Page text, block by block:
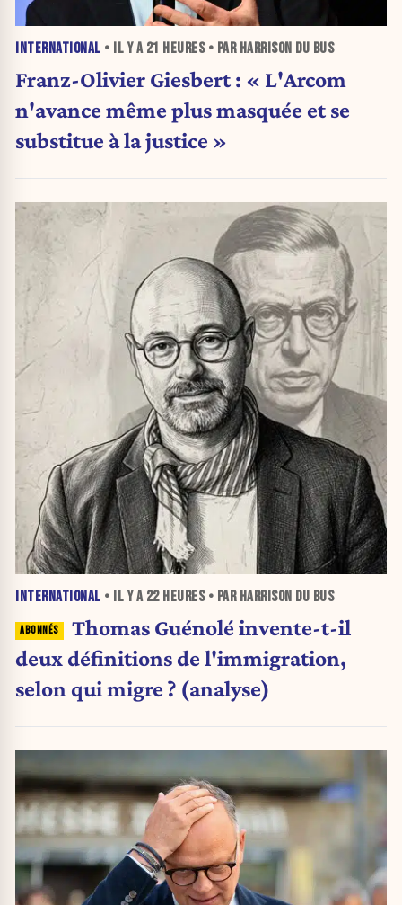
INTERNATIONAL • IL Y A 21 HEURES• PAR HARRISON DU BUS
Franz-Olivier Giesbert : « L'Arcom
n'avance même plus masquée et se
substitue à la justice »
INTERNATIONAL • IL Y A 22 HEURES• PAR HARRISON DU BUS
Thomas Guénolé invente-t-il
deux définitions de l'immigration,
selon qui migre ? (analyse)